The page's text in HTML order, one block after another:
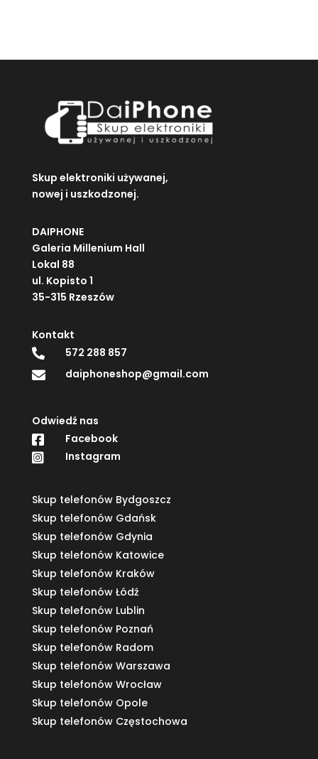
Skup elektroniki używanej,
nowej i uszkodzonej.
DAIPHONE
Galeria Millenium Hall
Lokal 88
ul. Kopisto 1
35-315 Rzeszów
Kontakt
 572 288 857
 daiphoneshop@gmail.com
Odwiedź nas
 Facebook
 Instagram
Skup telefonów Bydgoszcz
Skup telefonów Gdańsk
Skup telefonów Gdynia
Skup telefonów Katowice
Skup telefonów Kraków
Skup telefonów Łódź
Skup telefonów Lublin
Skup telefonów Poznań
Skup telefonów Radom
Skup telefonów Warszawa
Skup telefonów Wrocław
Skup telefonów Opole
Skup telefonów Częstochowa